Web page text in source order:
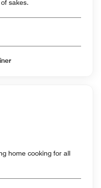
sakes.
Déjeuner & Dîner
home cooking for all